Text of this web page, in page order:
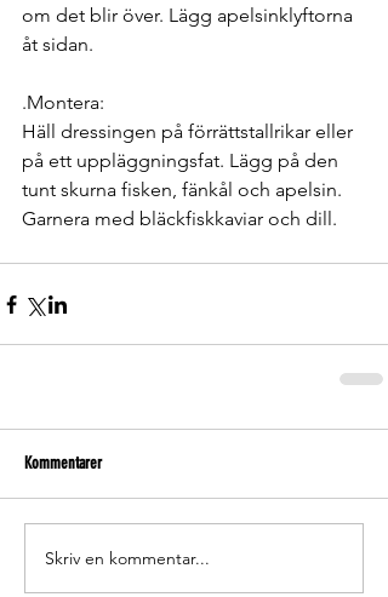
om det blir över. Lägg apelsinklyftorna
åt sidan.
.Montera:
Häll dressingen på förrättstallrikar eller
på ett uppläggningsfat. Lägg på den
tunt skurna fisken, fänkål och apelsin.
Garnera med bläckfiskkaviar och dill.
Kommentarer
Skriv en kommentar...